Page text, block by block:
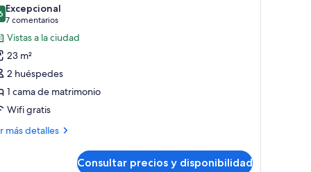
de 10
Excepcional
7 comentarios
(7 comentarios)
Vistas a la ciudad
23 m²
2 huéspedes
1 cama de matrimonio
Wifi gratis
más detalles
Consultar precios y disponibilidad